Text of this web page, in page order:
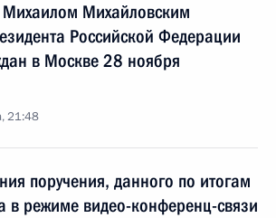
Михайловским
Российской Федерации
в Москве 28 ноября
21:48
поручения, данного по итогам
в режиме видео-конференц-связи